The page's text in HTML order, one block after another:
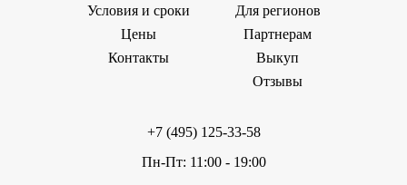
Условия и сроки
Цены
Контакты
Для регионов
Партнерам
Выкуп
Отзывы
+7 (495) 125-33-58
Пн-Пт: 11:00 - 19:00